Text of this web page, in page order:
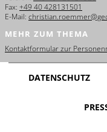
Dansk
Fax: +49 40 428131501
E-Mail:
MEHR ZUM THEMA
Kontaktformular zur
DATENSCHUTZ